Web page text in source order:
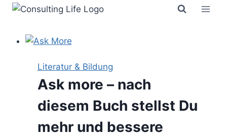
Zum
springen
Literatur & Bildung
Ask more – nach
diesem Buch stellst Du
mehr und bessere